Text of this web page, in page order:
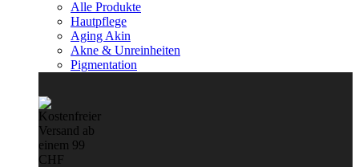
Alle Produkte
Hautpflege
Aging Akin
Akne & Unreinheiten
Pigmentation